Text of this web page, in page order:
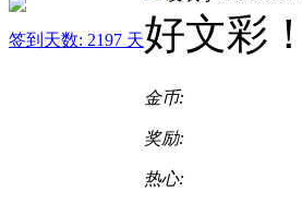
签到天数: 2197 天好文彩！
金币:
奖励:
热心: